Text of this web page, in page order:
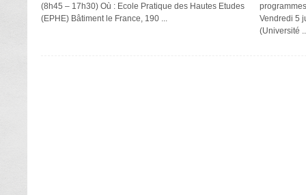
(8h45 – 17h30) Où : Ecole Pratique des Hautes Etudes
(EPHE) Bâtiment le France, 190 ...
Vendredi 5
(Université